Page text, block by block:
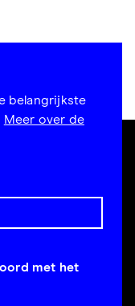
belangrijkste
Meer over de
met het